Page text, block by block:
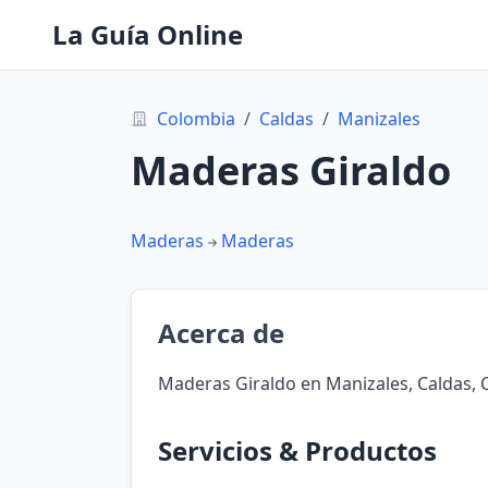
La Guía Online
Colombia / Caldas / Manizales
Maderas Giraldo
Maderas Maderas
Acerca de
Maderas Giraldo en Manizales, Caldas,
Servicios & Productos